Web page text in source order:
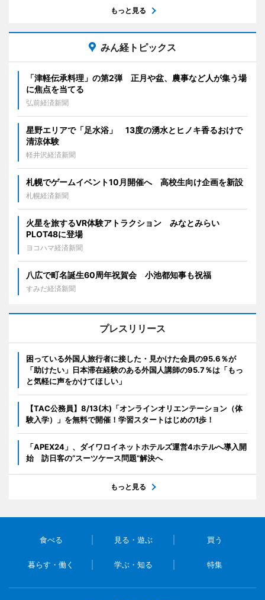
もっと見る
みん経トピックス
「津軽伝承料理」の第2弾 正月や盆、農事など人が集う場
に焦点を当てる
弘前経済新聞
星野エリアで「足水浴」 13度の湧水とヒノキ香るおけで
清涼体験
軽井沢経済新聞
札幌でゲームイベント10月開催へ 高校生向け企画を新設
札幌経済新聞
火星を旅するVR体験アトラクション みなとみらい
PLOT48に登場
ヨコハマ経済新聞
八広で町名誕生60周年祝賀会 小池都知事も祝福
すみだ経済新聞
プレスリリース
困っている外国人旅行者に接した・見かけた会員の95.6％が
「助けたい」日本滞在経験のある外国人講師の95.7％は「もっ
と気軽に声をかけてほしい」
【TAC公務員】8/13(木)「オンラインオリエンテーション（体
験入学）」を無料で開催！学習スタートはじめの1歩！
「APEX24」、ダイワロイネットホテルズ運営4ホテルへ導入開
始 訪日客の“スーツケース問題”解決へ
もっと見る
食べる 見る・遊ぶ 買う
暮らす・働く 学ぶ・知る 特集